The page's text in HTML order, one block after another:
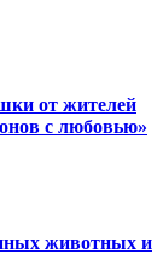
от жителей
с любовью»
животных и